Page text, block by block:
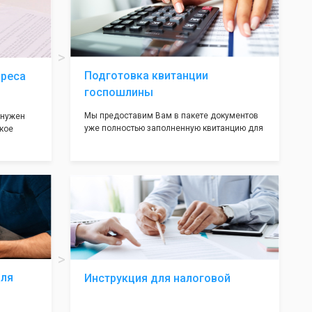
в
полною
не
все
Подготовка квитанции
госпошлины
Мы предоставим Вам в пакете документов
уже полностью заполненную квитанцию для
посредственно в налоговой инспекции при
подаче документов на регистрацию.
Инструкция для налоговой